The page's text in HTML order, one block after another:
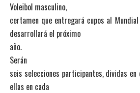
Voleibol masculino,
certamen que entregará cupos al
desarrollará el próximo
año.
Serán
seis selecciones participantes, dividas
ellas en cada